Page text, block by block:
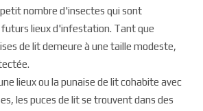
nombre d'insectes qui sont
lieux d'infestation. Tant que
de lit demeure à une taille modeste,
lieux ou la punaise de lit cohabite avec
les puces de lit se trouvent dans des